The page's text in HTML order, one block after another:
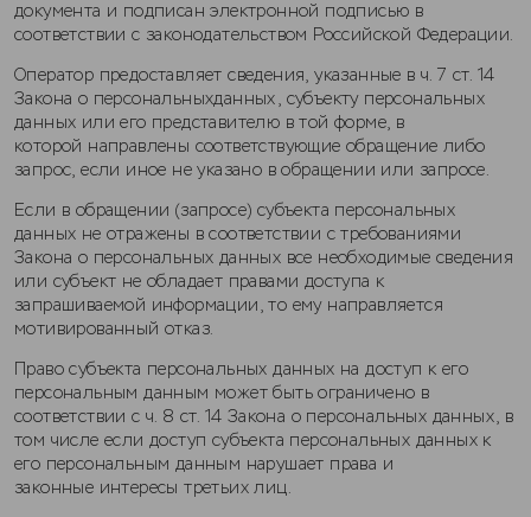
документа и подписан электронной подписью в
соответствии с законодательством Российской Федерации.
Оператор предоставляет сведения, указанные в ч. 7 ст. 14
Закона о персональныхданных, субъекту персональных
данных или его представителю в той форме, в
которой направлены соответствующие обращение либо
запрос, если иное не указано в обращении или запросе.
Если в обращении (запросе) субъекта персональных
данных не отражены в соответствии с требованиями
Закона о персональных данных все необходимые сведения
или субъект не обладает правами доступа к
запрашиваемой информации, то ему направляется
мотивированный отказ.
Право субъекта персональных данных на доступ к его
персональным данным может быть ограничено в
соответствии с ч. 8 ст. 14 Закона о персональных данных, в
том числе если доступ субъекта персональных данных к
его персональным данным нарушает права и
законные интересы третьих лиц.